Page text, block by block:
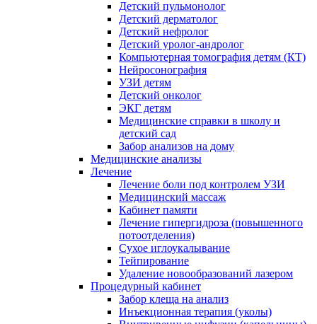
Детский пульмонолог
Детский дерматолог
Детский нефролог
Детский уролог-андролог
Компьютерная томография детям (КТ)
Нейросонография
УЗИ детям
Детский онколог
ЭКГ детям
Медицинские справки в школу и
детский сад
Забор анализов на дому
Медицинские анализы
Лечение
Лечение боли под контролем УЗИ
Медицинский массаж
Кабинет памяти
Лечение гипергидроза (повышенного
потоотделения)
Сухое иглоукалывание
Тейпирование
Удаление новообразований лазером
Процедурный кабинет
Забор клеща на анализ
Инъекционная терапия (уколы)